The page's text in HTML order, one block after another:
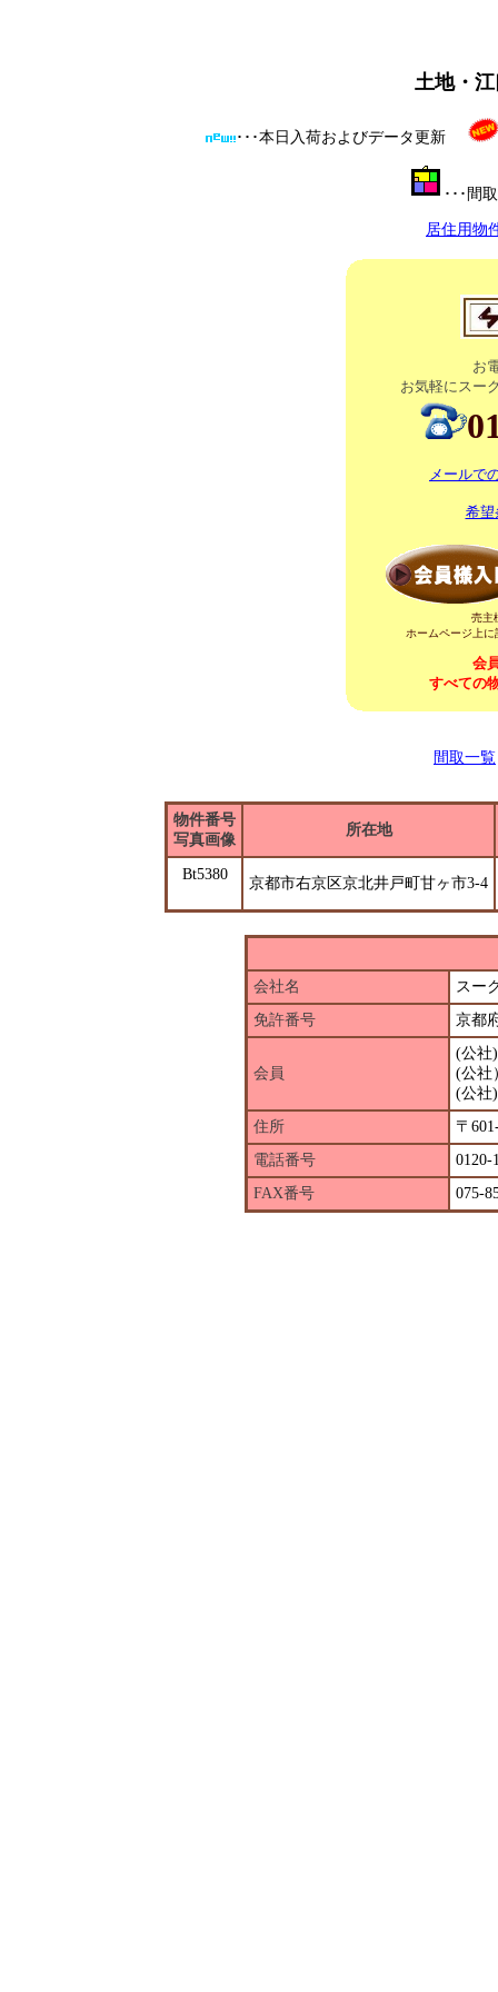
土地・
･･･本日入荷およびデータ更新
･･･間
居住用物
お
お気軽にスー
メールで
希望
売主
ホームページ上
会
すべての
間取一覧
物件番号
写真画像
所在地
Bt5380
京都市右京区京北井戸町甘ヶ市3-4
会社名
スー
免許番号
京都
会員
(公社
(公社
(公社
住所
〒
電話番号
0120-
FAX番号
075-